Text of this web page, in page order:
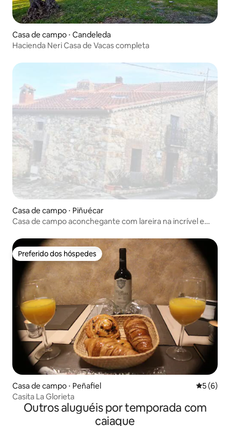
Casa de campo ⋅ Candeleda
Hacienda Neri Casa de Vacas completa
Casa de campo ⋅ Piñuécar
Casa de campo aconchegante com lareira na incrível e
Preferido dos hóspedes
Preferido dos hóspedes
Casa de campo ⋅ Peñafiel 5 de
5 (6)
Casita La Glorieta
Outros aluguéis por temporada com
caiaque